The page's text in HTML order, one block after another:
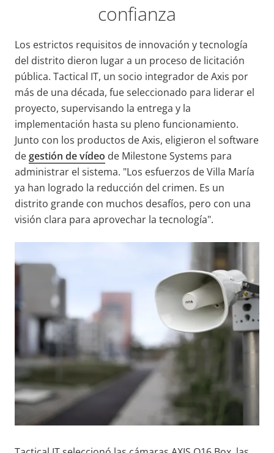
confianza
Los estrictos requisitos de innovación y tecnología
del distrito dieron lugar a un proceso de licitación
pública. Tactical IT, un socio integrador de Axis por
más de una década, fue seleccionado para liderar el
proyecto, supervisando la entrega y la
implementación hasta su pleno funcionamiento.
Junto con los productos de Axis, eligieron el software
degestión de vídeo de Milestone Systems para
administrar el sistema. "Los esfuerzos de Villa María
ya han logrado la reducción del crimen. Es un
distrito grande con muchos desafíos, pero con una
visión clara para aprovechar la tecnología".